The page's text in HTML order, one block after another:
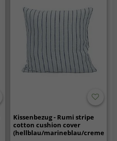
Kissenbezug - Rumi stripe
cotton cushion cover
(hellblau/marineblau/creme)